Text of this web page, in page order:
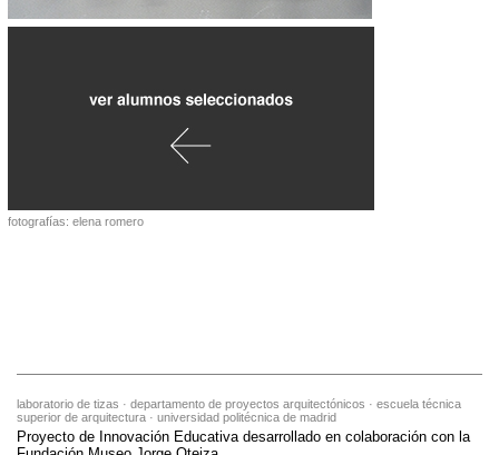
fotografías: elena romero
laboratorio de tizas · departamento de proyectos arquitectónicos · escuela técnica
superior de arquitectura · universidad politécnica de madrid
Proyecto de Innovación Educativa desarrollado en colaboración con la